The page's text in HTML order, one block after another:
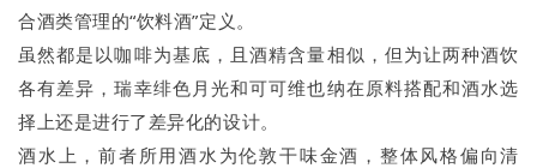
合酒类管理的“饮料酒”定义。
虽然都是以咖啡为基底，且酒精含量相似，但为让两种酒饮
各有差异，瑞幸绯色月光和可可维也纳在原料搭配和酒水选
择上还是进行了差异化的设计。
酒水上，前者所用酒水为伦敦干味金酒，整体风格偏向清